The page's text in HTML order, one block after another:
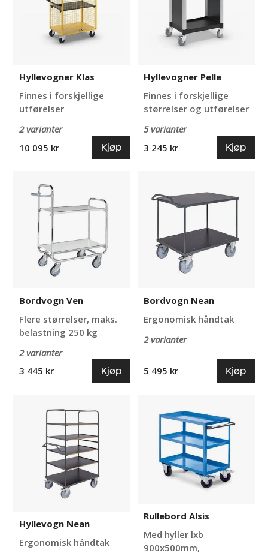
Hyllevogner Klas
Finnes i forskjellige
utførelser
2 varianter
10 095 kr
Kjøp
Hyllevogner Pelle
Finnes i forskjellige
størrelser og utførelser
5 varianter
3 245 kr
Kjøp
Bordvogn Ven
Flere størrelser, maks.
belastning 250 kg
2 varianter
3 445 kr
Kjøp
Bordvogn Nean
Ergonomisk håndtak
2 varianter
5 495 kr Kjøp
Hyllevogn Nean
Ergonomisk håndtak
Rullebord Alsis
Med hyller lxb
900x500mm,